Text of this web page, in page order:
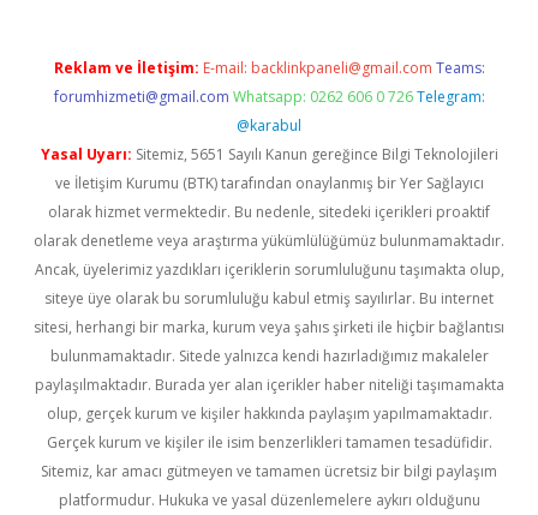
Reklam ve İletişim: E-mail: backlinkpaneli@gmail.com Teams:
forumhizmeti@gmail.com Whatsapp: 0262 606 0 726 Telegram:
@karabul
Yasal Uyarı: Sitemiz, 5651 Sayılı Kanun gereğince Bilgi Teknolojileri
ve İletişim Kurumu (BTK) tarafından onaylanmış bir Yer Sağlayıcı
olarak hizmet vermektedir. Bu nedenle, sitedeki içerikleri proaktif
olarak denetleme veya araştırma yükümlülüğümüz bulunmamaktadır.
Ancak, üyelerimiz yazdıkları içeriklerin sorumluluğunu taşımakta olup,
siteye üye olarak bu sorumluluğu kabul etmiş sayılırlar. Bu internet
sitesi, herhangi bir marka, kurum veya şahıs şirketi ile hiçbir bağlantısı
bulunmamaktadır. Sitede yalnızca kendi hazırladığımız makaleler
paylaşılmaktadır. Burada yer alan içerikler haber niteliği taşımamakta
olup, gerçek kurum ve kişiler hakkında paylaşım yapılmamaktadır.
Gerçek kurum ve kişiler ile isim benzerlikleri tamamen tesadüfidir.
Sitemiz, kar amacı gütmeyen ve tamamen ücretsiz bir bilgi paylaşım
platformudur. Hukuka ve yasal düzenlemelere aykırı olduğunu